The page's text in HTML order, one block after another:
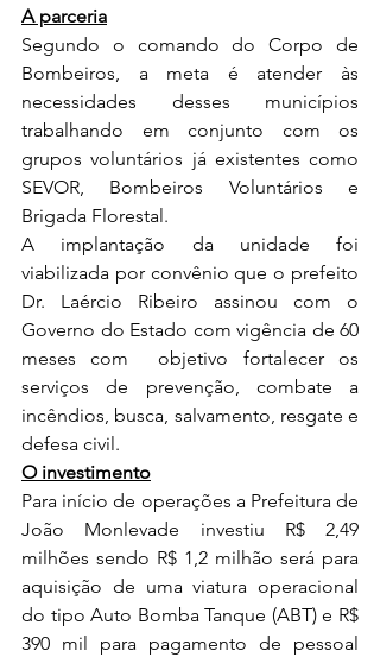
A parceria
Segundo o comando do Corpo de
Bombeiros, a meta é atender às
necessidades desses municípios
trabalhando em conjunto com os
grupos voluntários já existentes como
SEVOR, Bombeiros Voluntários e
Brigada Florestal.
A implantação da unidade foi
viabilizada por convênio que o prefeito
Dr. Laércio Ribeiro assinou com o
Governo do Estado com vigência de 60
meses com  objetivo fortalecer os
serviços de prevenção, combate a
incêndios, busca, salvamento, resgate e
defesa civil.
O investimento
Para início de operações a Prefeitura de
João Monlevade investiu R$ 2,49
milhões sendo R$ 1,2 milhão será para
aquisição de uma viatura operacional
do tipo Auto Bomba Tanque (ABT) e R$
390 mil para pagamento de pessoal